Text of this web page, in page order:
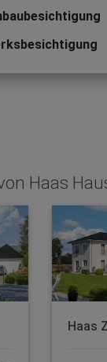
Haas
Haas